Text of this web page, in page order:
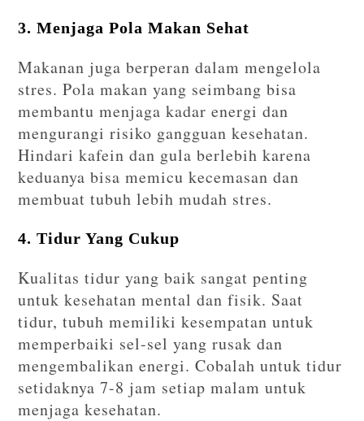
3. Menjaga Pola Makan Sehat
Makanan juga berperan dalam mengelola
stres. Pola makan yang seimbang bisa
membantu menjaga kadar energi dan
mengurangi risiko gangguan kesehatan.
Hindari kafein dan gula berlebih karena
keduanya bisa memicu kecemasan dan
membuat tubuh lebih mudah stres.
4. Tidur Yang Cukup
Kualitas tidur yang baik sangat penting
untuk kesehatan mental dan fisik. Saat
tidur, tubuh memiliki kesempatan untuk
memperbaiki sel-sel yang rusak dan
mengembalikan energi. Cobalah untuk tidur
setidaknya 7-8 jam setiap malam untuk
menjaga kesehatan.